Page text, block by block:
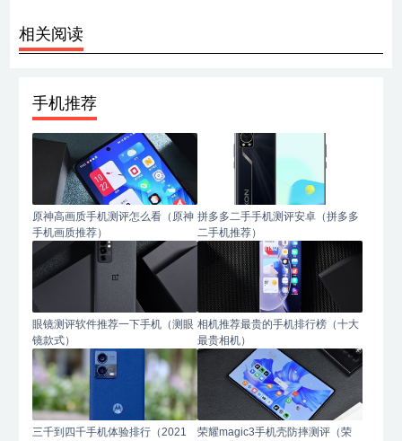
相关阅读
手机推荐
原神高画质手机测评怎么看（原神
手机画质推荐）
拼多多二手手机测评安卓（拼多多
二手机推荐）
眼镜测评软件推荐一下手机（测眼
镜款式）
相机推荐最贵的手机排行榜（十大
最贵相机）
三千到四千手机体验排行（2021
荣耀magic3手机壳防摔测评（荣